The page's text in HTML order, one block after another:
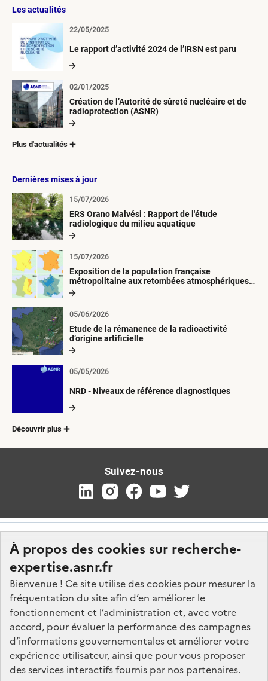
À propos des cookies sur recherche-
expertise.asnr.fr
Bienvenue ! Ce site utilise des cookies pour mesurer la
fréquentation du site afin d’en améliorer le
fonctionnement et l’administration et, avec votre
accord, pour évaluer la performance des campagnes
d’informations gouvernementales et améliorer votre
expérience utilisateur, ainsi que pour vous proposer
des services interactifs fournis par nos partenaires.
Les actualités
Le rapport d’activité 2024 de l’IRSN est paru
22/05/2025
Création de l’Autorité de sûreté nucléaire et de
radioprotection (ASNR)
02/01/2025
Plus d'actualités
Dernières mises à jour
ERS Orano Malvési : Rapport de l'étude
radiologique du milieu aquatique
15/07/2026
Exposition de la population française
métropolitaine aux retombées atmosphériques
radioactives depuis 1945
15/07/2026
Etude de la rémanence de la radioactivité
d’origine artificielle
05/06/2026
NRD - Niveaux de référence diagnostiques
05/05/2026
Découvrir plus
Suivez-nous
Nos marchés
Nos offres d'emploi
FAQ
Glossaire